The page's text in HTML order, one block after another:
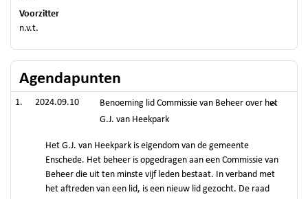
Voorzitter
n.v.t.
Agendapunten
2024.09.10
Benoeming lid Commissie van Beheer over het
G.J. van Heekpark
Het G.J. van Heekpark is eigendom van de gemeente
Enschede. Het beheer is opgedragen aan een Commissie van
Beheer die uit ten minste vijf leden bestaat. In verband met
het aftreden van een lid, is een nieuw lid gezocht. De raad